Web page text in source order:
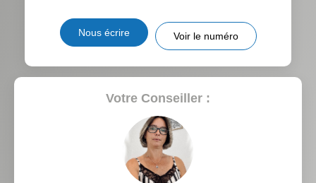
RÉSULTATS DES LYCÉES ECOLES ET CRÈCHES
Nous écrire Voir le numéro
Votre Conseiller :